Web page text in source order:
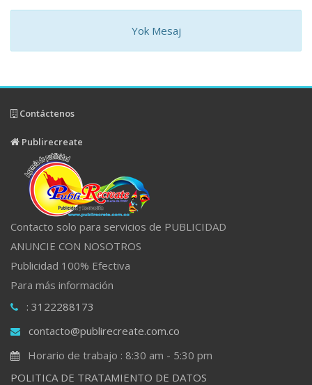
Yok Mesaj
Contáctenos
Publirecreate
Contacto solo para servicios de PUBLICIDAD
ANUNCIE CON NOSOTROS
Publicidad 100% Efectiva
Para más información
: 3122288173
contacto@publirecreate.com.co
Horario de trabajo : 8:30 am - 5:30 pm
POLITICA DE TRATAMIENTO DE DATOS